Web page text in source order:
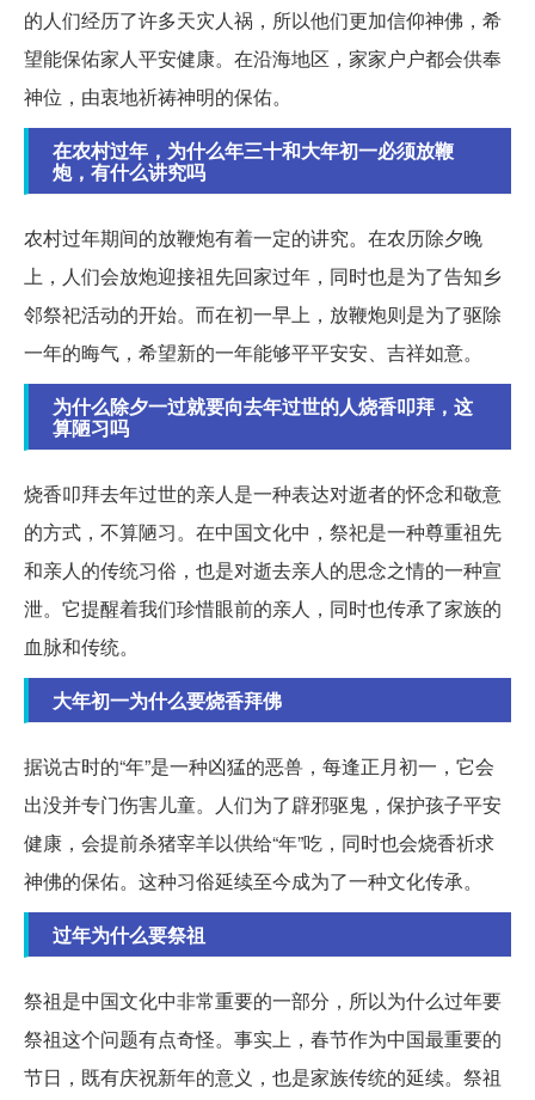
的人们经历了许多天灾人祸，所以他们更加信仰神佛，希
望能保佑家人平安健康。在沿海地区，家家户户都会供奉
神位，由衷地祈祷神明的保佑。
在农村过年，为什么年三十和大年初一必须放鞭
炮，有什么讲究吗
农村过年期间的放鞭炮有着一定的讲究。在农历除夕晚
上，人们会放炮迎接祖先回家过年，同时也是为了告知乡
邻祭祀活动的开始。而在初一早上，放鞭炮则是为了驱除
一年的晦气，希望新的一年能够平平安安、吉祥如意。
为什么除夕一过就要向去年过世的人烧香叩拜，这
算陋习吗
烧香叩拜去年过世的亲人是一种表达对逝者的怀念和敬意
的方式，不算陋习。在中国文化中，祭祀是一种尊重祖先
和亲人的传统习俗，也是对逝去亲人的思念之情的一种宣
泄。它提醒着我们珍惜眼前的亲人，同时也传承了家族的
血脉和传统。
大年初一为什么要烧香拜佛
据说古时的“年”是一种凶猛的恶兽，每逢正月初一，它会
出没并专门伤害儿童。人们为了辟邪驱鬼，保护孩子平安
健康，会提前杀猪宰羊以供给“年”吃，同时也会烧香祈求
神佛的保佑。这种习俗延续至今成为了一种文化传承。
过年为什么要祭祖
祭祖是中国文化中非常重要的一部分，所以为什么过年要
祭祖这个问题有点奇怪。事实上，春节作为中国最重要的
节日，既有庆祝新年的意义，也是家族传统的延续。祭祖